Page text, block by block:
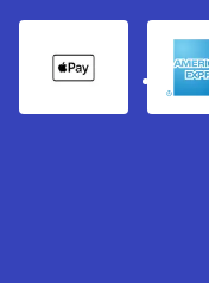
American express
Pay